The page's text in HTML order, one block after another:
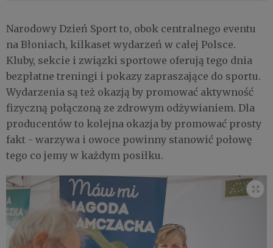
Narodowy Dzień Sport to, obok centralnego eventu
na Błoniach, kilkaset wydarzeń w całej Polsce.
Kluby, sekcie i związki sportowe oferują tego dnia
bezpłatne treningi i pokazy zapraszające do sportu.
Wydarzenia są też okazją by promować aktywność
fizyczną połączoną ze zdrowym odżywianiem. Dla
producentów to kolejna okazja by promować prosty
fakt - warzywa i owoce powinny stanowić połowę
tego co jemy w każdym posiłku.